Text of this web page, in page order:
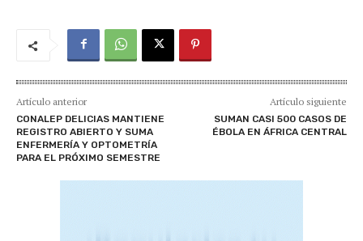
Artículo anterior
CONALEP DELICIAS MANTIENE
REGISTRO ABIERTO Y SUMA
ENFERMERÍA Y OPTOMETRÍA
PARA EL PRÓXIMO SEMESTRE
Artículo siguiente
SUMAN CASI 500 CASOS DE
ÉBOLA EN ÁFRICA CENTRAL